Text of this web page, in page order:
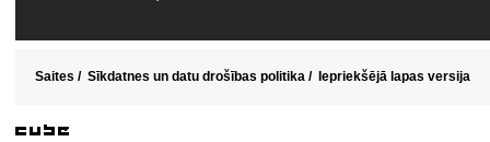
Saites / Sīkdatnes un datu drošības politika / Iepriekšējā lapas versija